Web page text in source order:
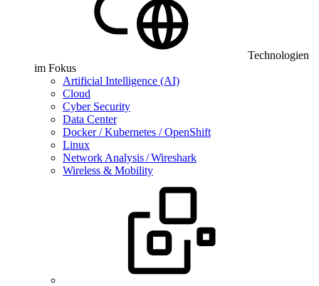
Technologien
im Fokus
Artificial Intelligence (AI)
Cloud
Cyber Security
Data Center
Docker / Kubernetes / OpenShift
Linux
Network Analysis / Wireshark
Wireless & Mobility